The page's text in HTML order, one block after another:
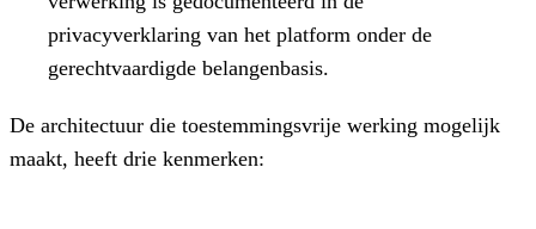
privacyverklaring van het platform onder de
gerechtvaardigde belangenbasis.
De architectuur die toestemmingsvrije werking mogelijk
maakt, heeft drie kenmerken: